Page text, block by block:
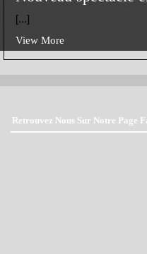
[...]
View More
Retrouvez Nous Sur Notre Page